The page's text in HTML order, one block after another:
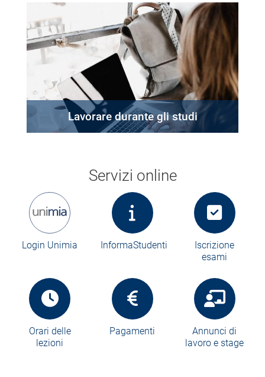
Lavorare durante gli studi
Servizi online
Login Unimia InformaStudenti
Iscrizione
esami
Orari delle
lezioni
Pagamenti
Annunci di
lavoro e stage